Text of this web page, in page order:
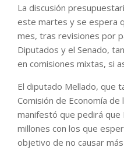
La discusión
este martes y se espera
mes, tras revisiones por
Diputados y el Senado,
en comisiones mixtas, si
El diputado Mellado, que
Comisión de Economía
manifestó que pedirá que
millones con los que
objetivo de no causar